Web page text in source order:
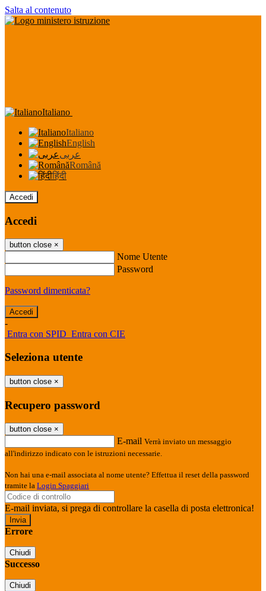
Salta al contenuto
Italiano
Italiano
English
عربى
Română
हिंदी
Accedi
Accedi
button close ×
Nome Utente
Password
Password dimenticata?
-
Entra con SPID Entra con CIE
Seleziona utente
button close ×
Recupero password
button close ×
E-mail Verrà inviato un messaggio
all'indirizzo indicato con le istruzioni necessarie.
Non hai una e-mail associata al nome utente? Effettua il reset della password
tramite la Login Spaggiari
E-mail inviata, si prega di controllare la casella di posta elettronica!
Errore
Chiudi
Successo
Chiudi